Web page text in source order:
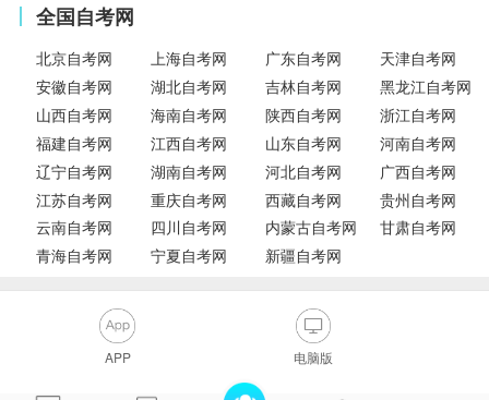
全国自考网
北京自考网 上海自考网 广东自考网
天津自考网
安徽自考网
湖北自考网 吉林自考网
黑龙江自考网
山西自考网
海南自考网 陕西自考网
浙江自考网
福建自考网
江西自考网 山东自考网
河南自考网
辽宁自考网
湖南自考网 河北自考网
广西自考网
江苏自考网
重庆自考网 西藏自考网
贵州自考网
云南自考网
四川自考网 内蒙古自考网
甘肃自考网
青海自考网
宁夏自考网 新疆自考网
APP 电脑版